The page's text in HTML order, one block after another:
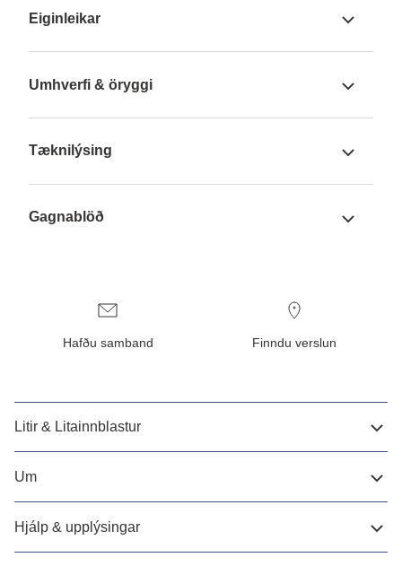
Eiginleikar
Umhverfi & öryggi
Tæknilýsing
Gagnablöð
Hafðu samband Finndu verslun
Litir & Litainnblastur
Um
Hjálp & upplýsingar